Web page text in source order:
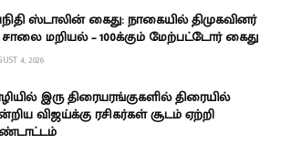
ஸ்டாலின் கைது: நாகையில் திமுகவினர்
சாலை மறியல் – 100க்கும் மேற்பட்டோர் கைது
4, 2026
இரு திரையரங்குகளில் திரையில்
விஜய்க்கு ரசிகர்கள் சூடம் ஏற்றி